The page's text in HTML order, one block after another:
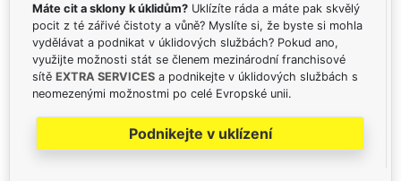
Máte cit a sklony k úklidům? Uklízíte ráda a máte pak skvělý
pocit z té zářivé čistoty a vůně? Myslíte si, že byste si mohla
vydělávat a podnikat v úklidových službách? Pokud ano,
využijte možnosti stát se členem mezinárodní franchisové
sítě EXTRA SERVICES a podnikejte v úklidových službách s
neomezenými možnostmi po celé Evropské unii.
Podnikejte v uklízení